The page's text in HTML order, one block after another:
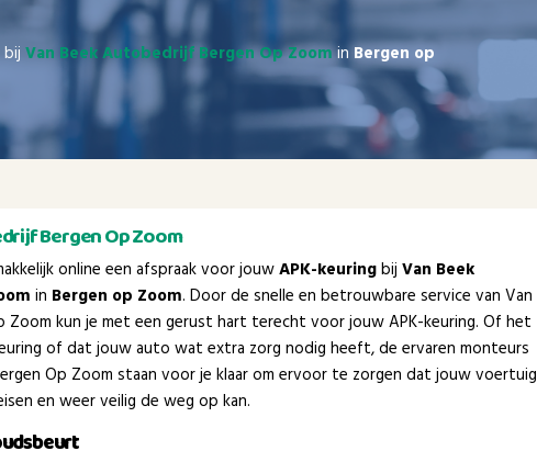
bijVan Beek Autobedrijf Bergen Op Zoomin Bergen op
Bergen Op Zoom
online een afspraak voor jouwAPK-keuringbijVan Beek
in Bergen op Zoom. Door de snelle en betrouwbare service van Van
Zoom kun je met een gerust hart terecht voor jouw APK-keuring. Of het
of dat jouw auto wat extra zorg nodig heeft, de ervaren monteurs
Op Zoom staan voor je klaar om ervoor te zorgen dat jouw voertuig
en weer veilig de weg op kan.